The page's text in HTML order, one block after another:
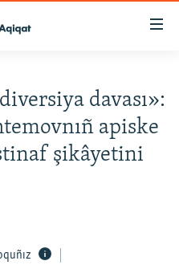
davası»:
apiske
şikâyetini